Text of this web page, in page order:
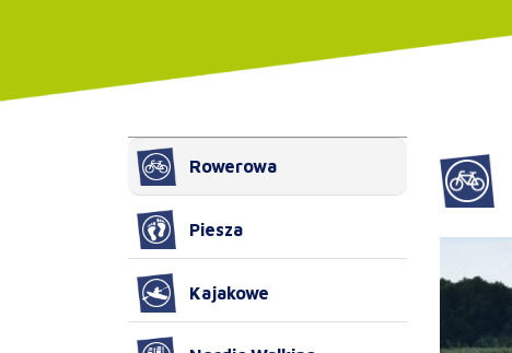
Rowerowa
Piesza
Kajakowe